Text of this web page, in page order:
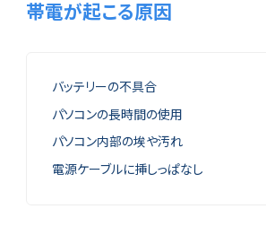
帯電が起こる原因
バッテリーの不具合
パソコンの長時間の使用
パソコン内部の埃や汚れ
電源ケーブルに挿しっぱなし